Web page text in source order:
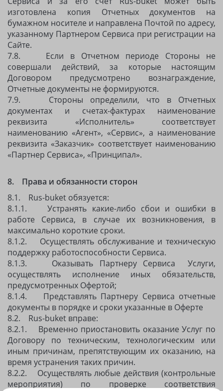
изготовлена копия Отчетных документов на
бумажном носителе и направлена Почтой по адресу,
указанному Партнером Сервиса при регистрации на
Сайте.
7.8. Если в Отчетном периоде Стороны не
совершали действий, за которые настоящим
Договором предусмотрено вознаграждение,
Отчетные документы не формируются.
7.9. Стороны определили, что в Отчетных
документах и счетах-фактурах наименование
реквизита «Исполнитель» соответствует
наименованию «Агент», «Сервис», а наименование
реквизита «Заказчик» соответствует наименованию
«Партнер Сервиса», «Принципал».
8. Права и обязанности сторон
8.1. Rus-buket обязуется:
8.1.1. Устранять какие-либо сбои и ошибки в
работе Сервиса, в случае их возникновения, в
максимально короткие сроки.
8.1.2. Осуществлять обслуживание и техническую
поддержку работоспособности Сервиса.
8.1.3. Оказывать Партнеру Сервиса
Услуги,
осуществлять исполнение иных обязательств,
предусмотренных Офертой;
8.1.4. Представлять Партнеру Сервиса отчетные
документы в порядке и сроки указанные в Оферте
8.2. Rus-buket вправе:
8.2.1. Временно приостановить оказание Услуг по
Договору по техническим, технологическим или
иным причинам, препятствующим их оказанию, на
время устранения таких причин.
8.2.2. Осуществлять любые действия (контрольные
мероприятия) по проверке соответствия